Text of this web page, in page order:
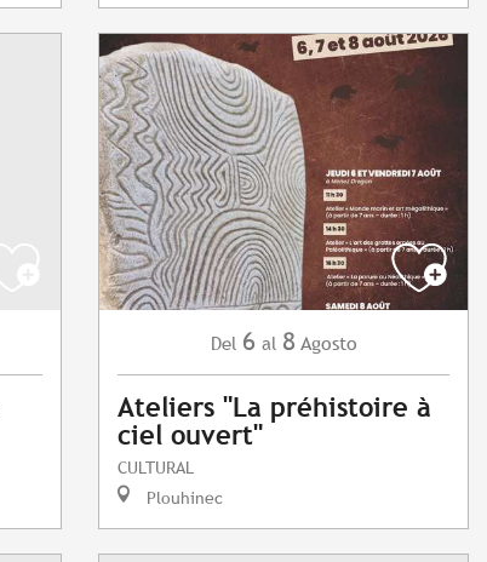
Del 6 al 8 Agosto
Ateliers "La préhistoire à
ciel ouvert"
CULTURAL
Plouhinec